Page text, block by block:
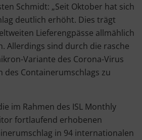
Schmidt: „Seit Oktober hat sich
deutlich erhöht. Dies trägt
Lieferengpässe allmählich
Allerdings sind durch die rasche
Variante des Corona-Virus
des Containerumschlags zu
im Rahmen des ISL Monthly
fortlaufend erhobenen
in 94 internationalen